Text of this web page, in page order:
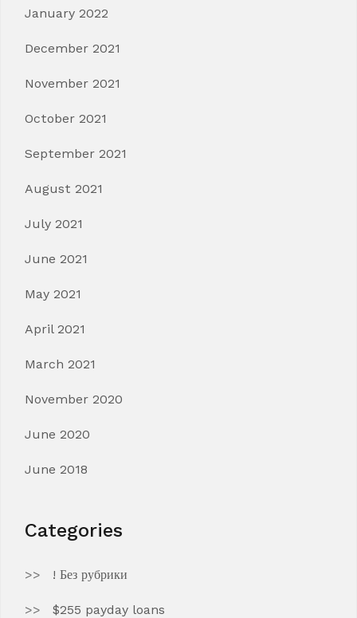
January 2022
December 2021
November 2021
October 2021
September 2021
August 2021
July 2021
June 2021
May 2021
April 2021
March 2021
November 2020
June 2020
June 2018
Categories
! Без рубрики
$255 payday loans